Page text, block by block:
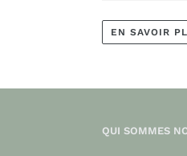
EN SAVOIR
QUI SOMMES